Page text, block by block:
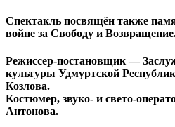
Спектакль посвящён также
войне за Свободу и
Режиссер-постановщик —
культуры Удмуртской
Козлова.
Костюмер, звуко- и свето-
Антонова.